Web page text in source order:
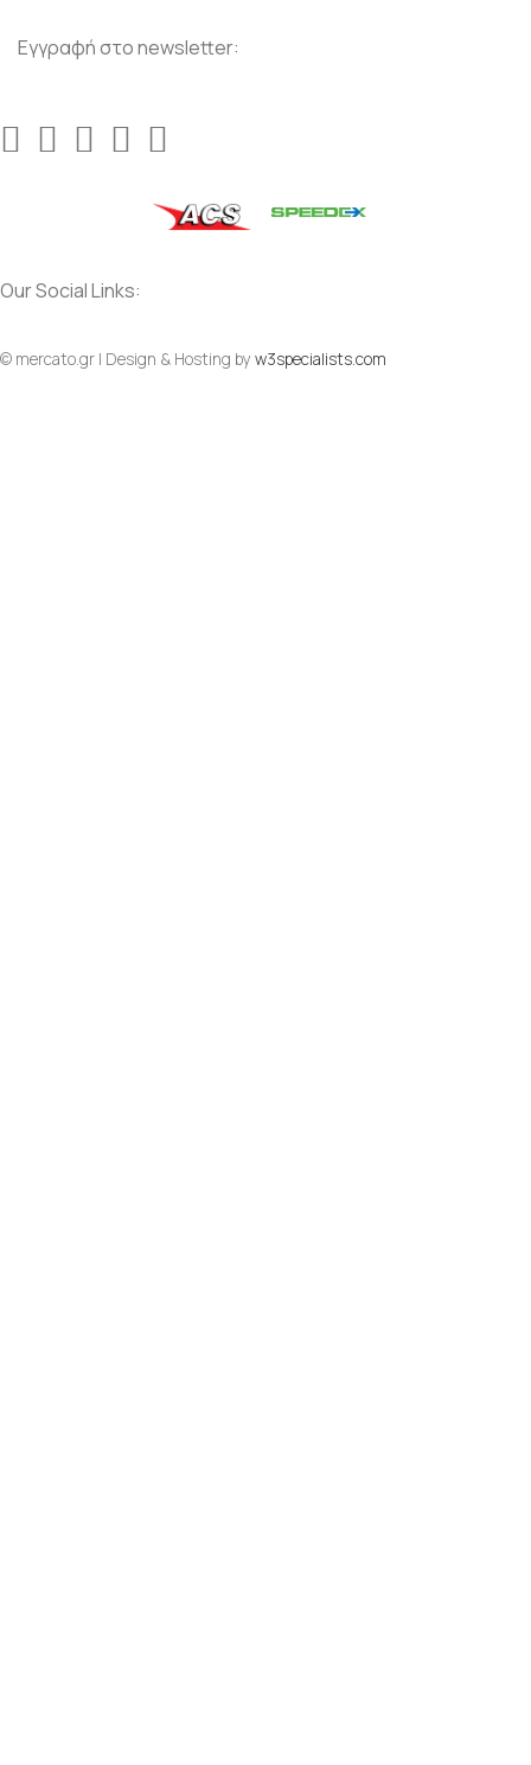
Εγγραφή στο newsletter:
Our Social Links:
© mercato.gr | Design & Hosting by w3specialists.com